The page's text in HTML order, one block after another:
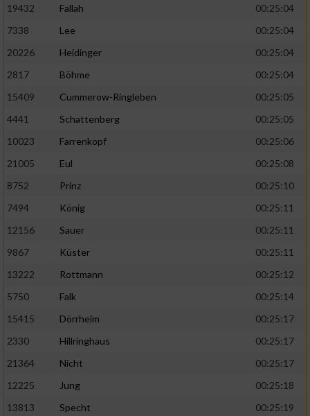
19432
Fallah
00:25:04
7338
Lee
00:25:04
20226
Heidinger
00:25:04
2817
Böhme
00:25:04
15409
Cummerow-Ringleben
00:25:05
4441
Schattenberg
00:25:05
10023
Farrenkopf
00:25:06
21005
Eul
00:25:08
8752
Prinz
00:25:10
7494
König
00:25:11
12156
Sauer
00:25:11
9867
Küster
00:25:11
13222
Rottmann
00:25:12
5750
Falk
00:25:14
15415
Dörrheim
00:25:17
2330
Hillringhaus
00:25:17
21364
Nicht
00:25:17
12225
Jung
00:25:18
13813
Specht
00:25:19